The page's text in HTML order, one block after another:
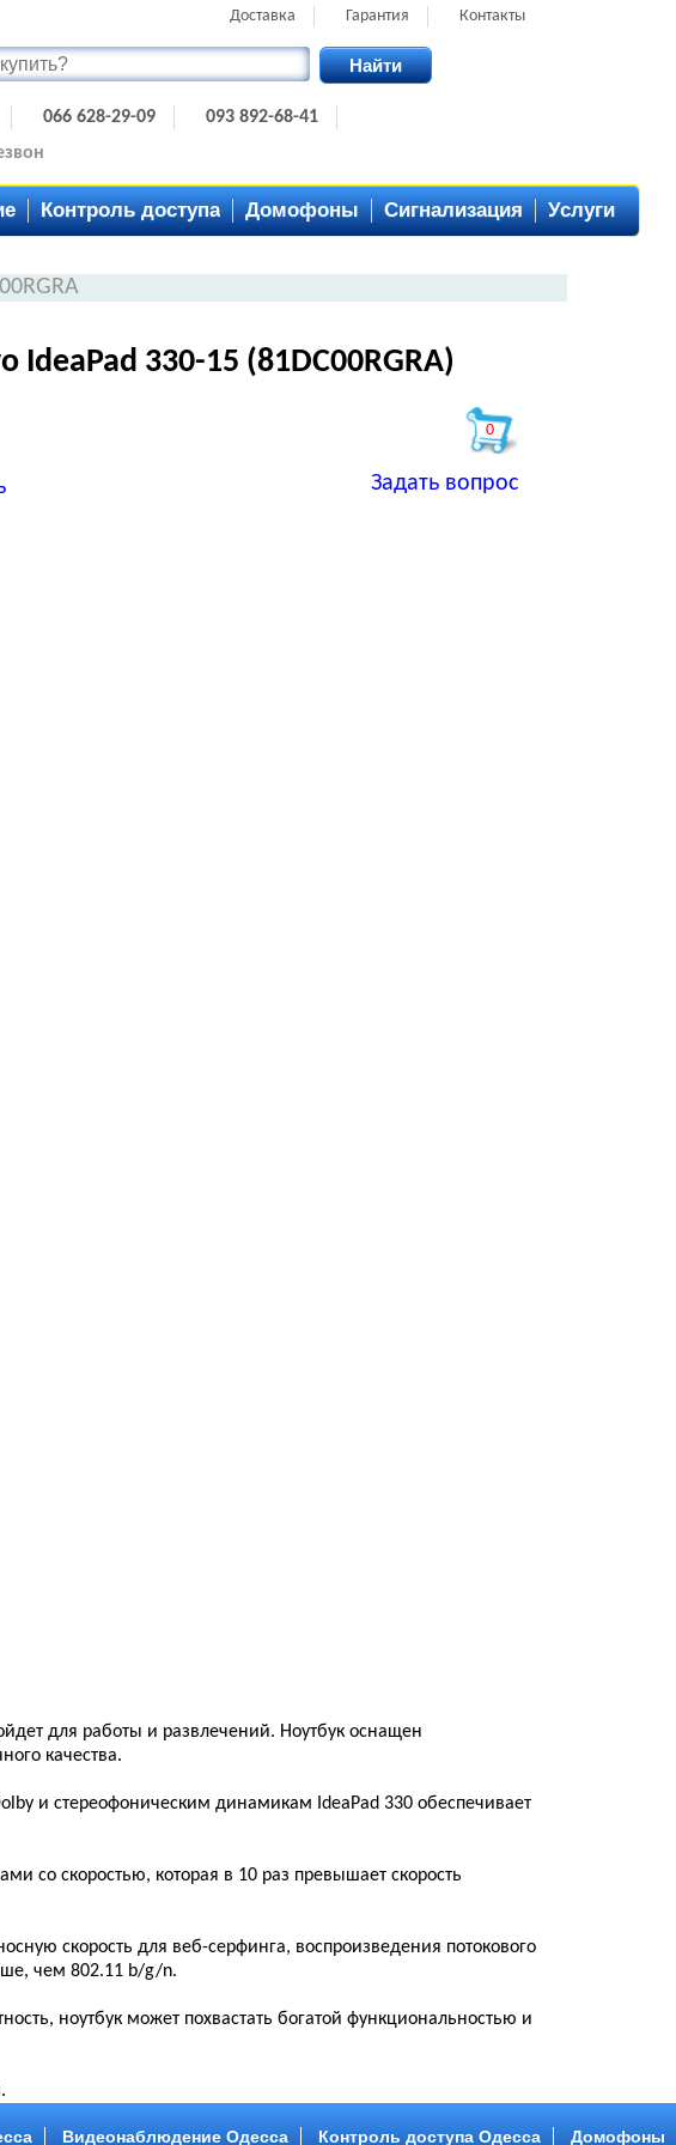
Доставка Гарантия Контакты
Найти
066 628-29-09
093 892-68-41
Контроль доступа Домофоны Сигнализация Услуги
IdeaPad 330-15 (81DC00RGRA)
0
Задать вопрос
для работы и развлечений. Ноутбук оснащен
качества.
и стереофоническим динамикам IdeaPad 330 обеспечивает
со скоростью, которая в 10 раз превышает скорость
скорость для веб-серфинга, воспроизведения потокового
чем 802.11 b/g/n.
ноутбук может похвастать богатой функциональностью и
Видеонаблюдение Одесса Контроль доступа Одесса Домофоны